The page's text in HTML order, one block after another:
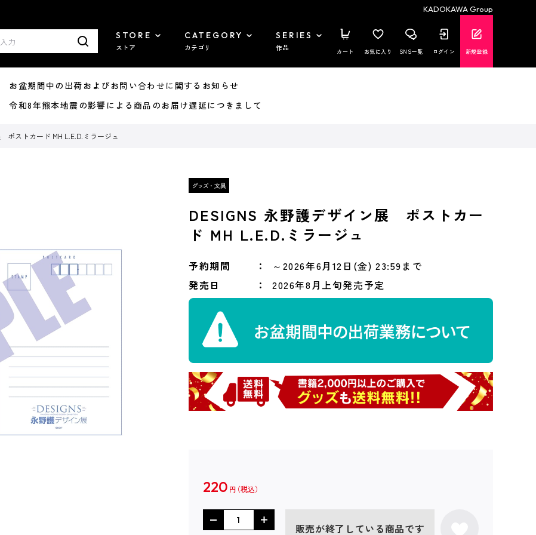
KADOKAWA Group
STORE
ストア
CATEGORY
カテゴリ
SERIES
作品 カート お気に入り SNS一覧 ログイン 新規登録
盆期間中の出荷およびお問い合わせに関するお知らせ
和8年熊本地震の影響による商品のお届け遅延につきまして
ポストカード MH L.E.D.ミラージュ
DESIGNS 永野護デザイン展 ポストカー
ド MH L.E.D.ミラージュ
予約期間
～2026年6月12日(金) 23:59まで
発売日
2026年8月上旬発売予定
220 円
販売が終了している商品です